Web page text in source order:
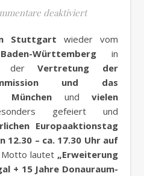
deaktiviertfür
Stuttgart wieder vom
Württembergin
derVertretung der
und das
München und vielen
gefeiert und
Europaaktionstag
12.30 – ca. 17.30 Uhr auf
Motto lautet „Erweiterung
+ 15 Jahre Donauraum-